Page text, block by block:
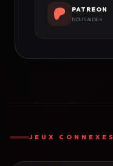
PATREON
NOUS AIDER
JEUX CONNEXES